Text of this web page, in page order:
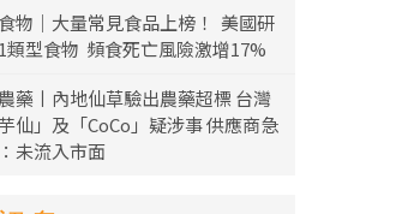
物｜大量常見食品上榜！ 美國研
類型食物 頻食死亡風險激增17%
藥丨內地仙草驗出農藥超標 台灣
芋仙」及「CoCo」疑涉事 供應商急
未流入市面